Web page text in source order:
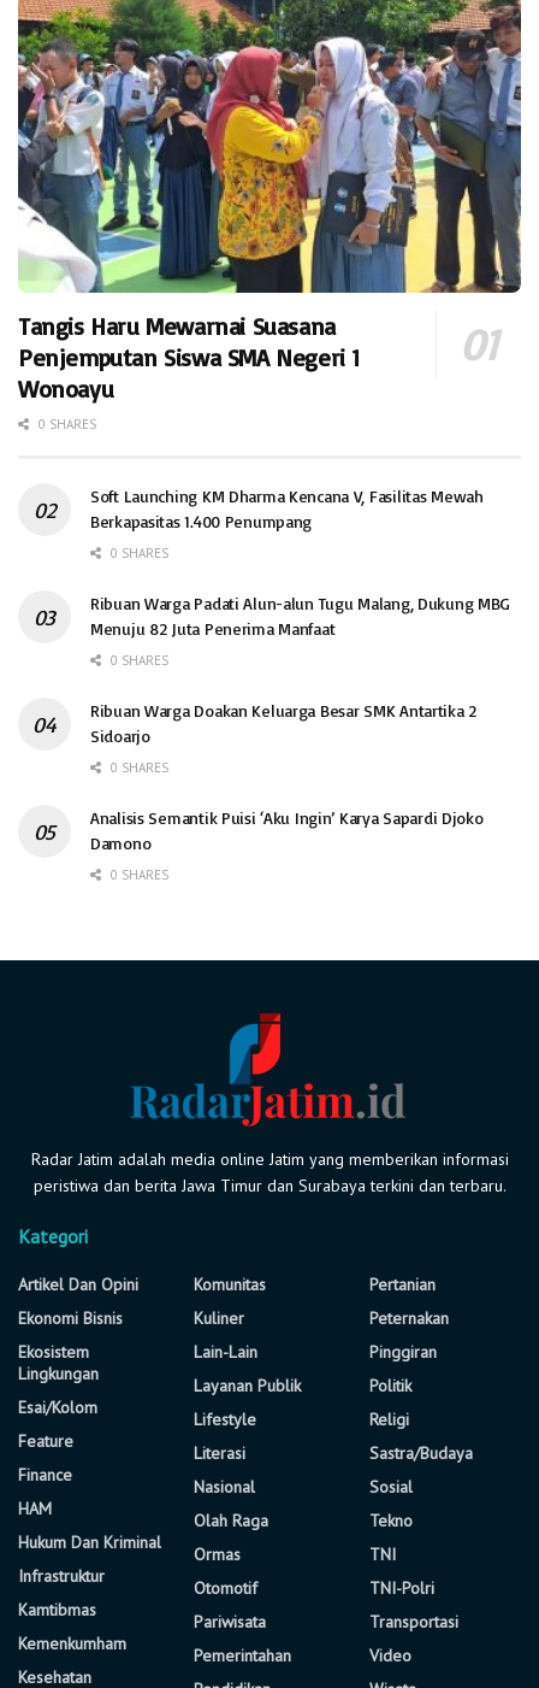
Tangis Haru Mewarnai Suasana
Penjemputan Siswa SMA Negeri 1
Wonoayu
0 SHARES
Soft Launching KM Dharma Kencana V, Fasilitas Mewah
Berkapasitas 1.400 Penumpang
0 SHARES
Ribuan Warga Padati Alun-alun Tugu Malang, Dukung MBG
Menuju 82 Juta Penerima Manfaat
0 SHARES
Ribuan Warga Doakan Keluarga Besar SMK Antartika 2
Sidoarjo
0 SHARES
Analisis Semantik Puisi ‘Aku Ingin’ Karya Sapardi Djoko
Damono
0 SHARES
Radar Jatim adalah media online Jatim yang memberikan informasi
peristiwa dan berita Jawa Timur dan Surabaya terkini dan terbaru.
Kategori
Artikel Dan Opini
Ekonomi Bisnis
Ekosistem
Lingkungan
Esai/Kolom
Feature
Finance
HAM
Hukum Dan Kriminal
Infrastruktur
Kamtibmas
Kemenkumham
Kesehatan
Komunitas
Kuliner
Lain-Lain
Layanan Publik
Lifestyle
Literasi
Nasional
Olah Raga
Ormas
Otomotif
Pariwisata
Pemerintahan
Pertanian
Peternakan
Pinggiran
Politik
Religi
Sastra/Budaya
Sosial
Tekno
TNI
TNI-Polri
Transportasi
Video